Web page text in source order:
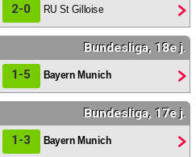
2-0 RU St Gilloise
Bundesliga, 18e j.
1-5 Bayern Munich
Bundesliga, 17e j.
1-3 Bayern Munich